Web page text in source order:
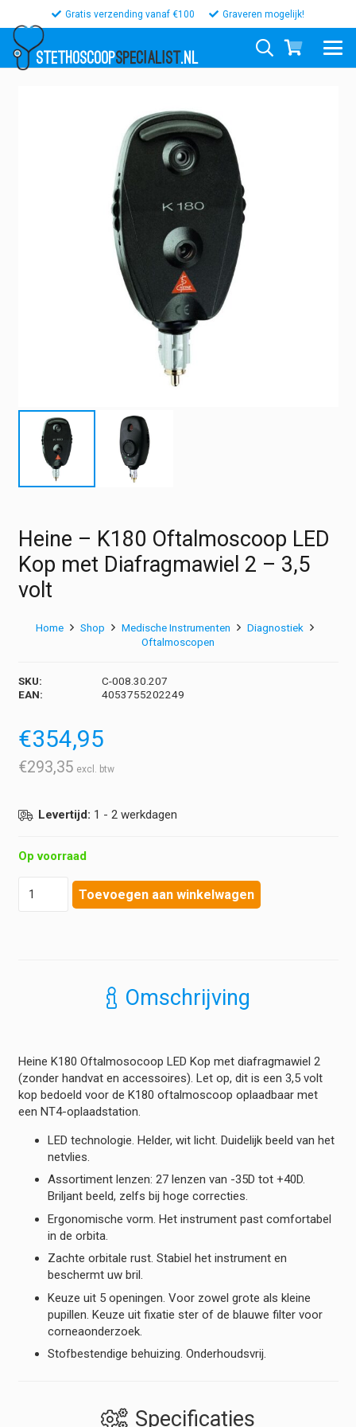
Gratis verzending vanaf €100 Graveren mogelijk!
STETHOSCOOPSPECIALIST.NL
Heine – K180 Oftalmoscoop LED
Kop met Diafragmawiel 2 – 3,5
volt
Home Shop Medische Instrumenten
Diagnostiek
Oftalmoscopen
SKU:
C-008.30.207
EAN:
4053755202249
€354,95
€293,35
Levertijd: 1 - 2 werkdagen
Op voorraad
volt
hoeveelheid
Toevoegen aan winkelwagen
Omschrijving
Heine K180 Oftalmosocoop LED Kop met diafragmawiel 2
(zonder handvat en accessoires). Let op, dit is een 3,5 volt
kop bedoeld voor de K180 oftalmoscoop oplaadbaar met
een NT4-oplaadstation.
LED technologie. Helder, wit licht. Duidelijk beeld van het
netvlies.
Assortiment lenzen: 27 lenzen van -35D tot +40D.
Briljant beeld, zelfs bij hoge correcties.
Ergonomische vorm. Het instrument past comfortabel
in de orbita.
Zachte orbitale rust. Stabiel het instrument en
beschermt uw bril.
Keuze uit 5 openingen. Voor zowel grote als kleine
pupillen. Keuze uit fixatie ster of de blauwe filter voor
corneaonderzoek.
Stofbestendige behuizing. Onderhoudsvrij.
Specificaties